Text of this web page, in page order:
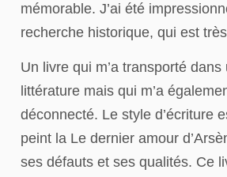
mémorable. J’ai été
recherche historique, qui est
Un livre qui m’a transporté dans
littérature mais qui m’a
déconnecté. Le style d’écriture
peint la Le dernier amour
ses défauts et ses qualités. Ce